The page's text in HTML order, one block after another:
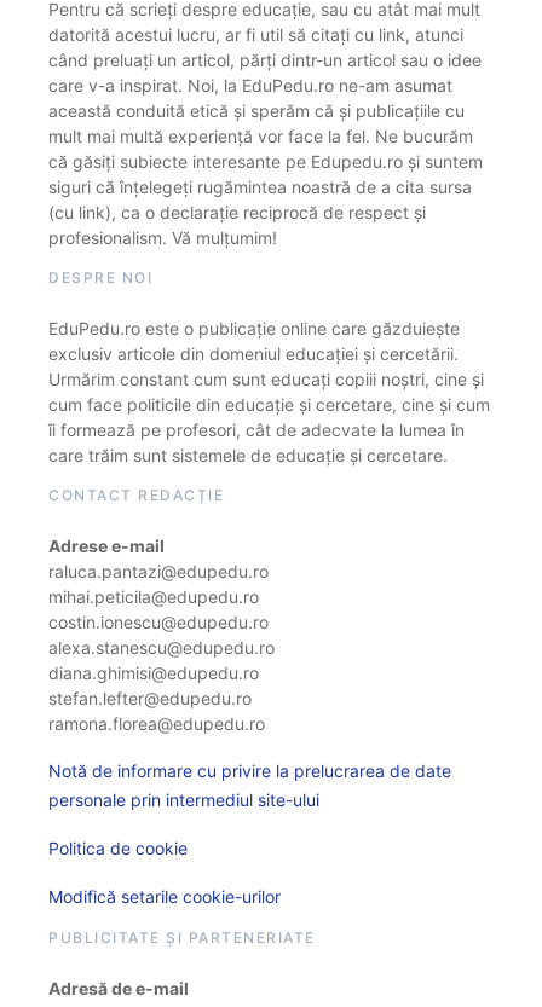
Pentru că scrieți despre educație, sau cu atât mai mult
datorită acestui lucru, ar fi util să citați cu link, atunci
când preluați un articol, părți dintr-un articol sau o idee
care v-a inspirat. Noi, la EduPedu.ro ne-am asumat
această conduită etică și sperăm că și publicațiile cu
mult mai multă experiență vor face la fel. Ne bucurăm
că găsiți subiecte interesante pe Edupedu.ro și suntem
siguri că înțelegeți rugămintea noastră de a cita sursa
(cu link), ca o declarație reciprocă de respect și
profesionalism. Vă mulțumim!
DESPRE NOI
EduPedu.ro este o publicație online care găzduiește
exclusiv articole din domeniul educației și cercetării.
Urmărim constant cum sunt educați copiii noștri, cine și
cum face politicile din educație și cercetare, cine și cum
îi formează pe profesori, cât de adecvate la lumea în
care trăim sunt sistemele de educație și cercetare.
CONTACT REDACȚIE
Adrese e-mail
raluca.pantazi@edupedu.ro
mihai.peticila@edupedu.ro
costin.ionescu@edupedu.ro
alexa.stanescu@edupedu.ro
diana.ghimisi@edupedu.ro
stefan.lefter@edupedu.ro
ramona.florea@edupedu.ro
Notă de informare cu privire la prelucrarea de date
personale prin intermediul site-ului
Politica de cookie
Modifică setarile cookie-urilor
PUBLICITATE ȘI PARTENERIATE
Adresă de e-mail